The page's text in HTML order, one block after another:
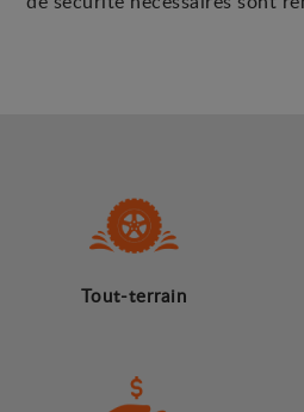
Tout-terrain